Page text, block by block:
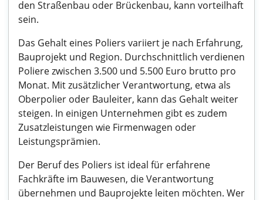
den Straßenbau oder Brückenbau, kann vorteilhaft
sein.
Das Gehalt eines Poliers variiert je nach Erfahrung,
Bauprojekt und Region. Durchschnittlich verdienen
Poliere zwischen 3.500 und 5.500 Euro brutto pro
Monat. Mit zusätzlicher Verantwortung, etwa als
Oberpolier oder Bauleiter, kann das Gehalt weiter
steigen. In einigen Unternehmen gibt es zudem
Zusatzleistungen wie Firmenwagen oder
Leistungsprämien.
Der Beruf des Poliers ist ideal für erfahrene
Fachkräfte im Bauwesen, die Verantwortung
übernehmen und Bauprojekte leiten möchten. Wer